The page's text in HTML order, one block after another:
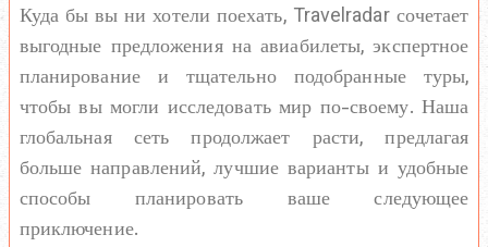
Куда бы вы ни хотели поехать, Travelradar сочетает
выгодные предложения на авиабилеты, экспертное
планирование и тщательно подобранные туры,
чтобы вы могли исследовать мир по-своему. Наша
глобальная сеть продолжает расти, предлагая
больше направлений, лучшие варианты и удобные
способы планировать ваше следующее
приключение.